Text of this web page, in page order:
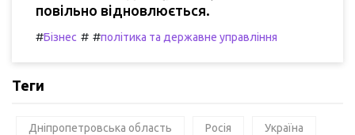
повільно відновлюється.
#Бізнес # #політика та державне управління
Теги
Дніпропетровська область Росія Україна